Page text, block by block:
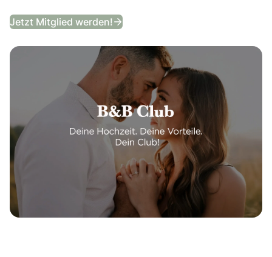
Jetzt Mitglied werden! B&B Club